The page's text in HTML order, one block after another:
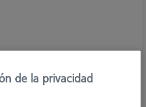
Extension
de la privacidad